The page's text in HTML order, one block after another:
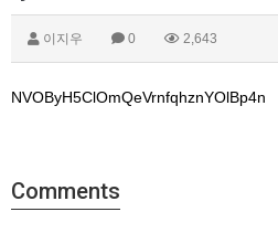
이지우 0 2,643
NVOByH5ClOmQeVrnfqhznYOlBp4n
Comments